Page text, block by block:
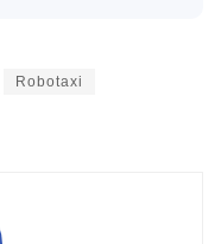
Robotaxi